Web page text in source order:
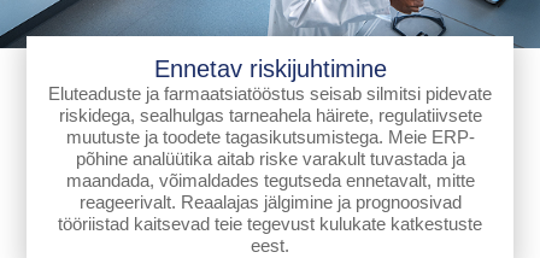
Ennetav riskijuhtimine
Eluteaduste ja farmaatsiatööstus seisab silmitsi pidevate
riskidega, sealhulgas tarneahela häirete, regulatiivsete
muutuste ja toodete tagasikutsumistega. Meie ERP-
põhine analüütika aitab riske varakult tuvastada ja
maandada, võimaldades tegutseda ennetavalt, mitte
reageerivalt. Reaalajas jälgimine ja prognoosivad
tööriistad kaitsevad teie tegevust kulukate katkestuste
eest.